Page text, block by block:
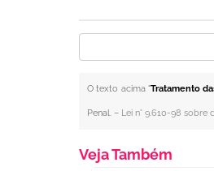
O texto acima "Tratamento
Penal. – Lei n° 9.610-98 sobre
Veja Também